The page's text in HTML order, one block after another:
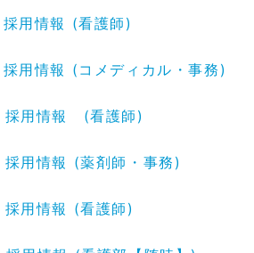
採用情報 (看護師)
採用情報 (コメディカル・事務)
採用情報 (看護師)
採用情報 (薬剤師・事務)
採用情報 (看護師)